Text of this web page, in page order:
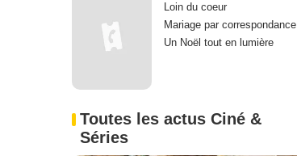
Loin du coeur
Mariage par correspondance
Un Noël tout en lumière
Toutes les actus Ciné &
Séries